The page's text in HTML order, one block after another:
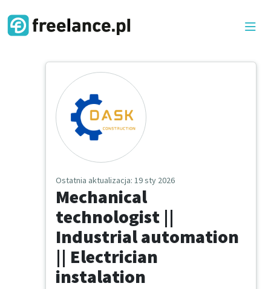
Ostatnia aktualizacja: 19 sty 2026
Mechanical
technologist ||
Industrial automation
|| Electrician
instalation